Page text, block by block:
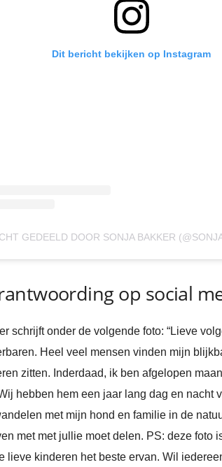
Dit bericht bekijken op Instagram
GEDEELD DOOR SONJA BAKKER
op social
schrijft onder de volgende foto: “Lieve
Heel veel mensen vinden mijn
zitten. Inderdaad, ik ben afgelopen
hebben hem een jaar lang dag en nacht
met mijn hond en familie in de
met met jullie moet delen. PS: deze
lieve kinderen het beste ervan. Wil